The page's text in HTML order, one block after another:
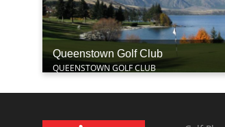
Queenstown Golf Club
QUEENSTOWN GOLF CLUB